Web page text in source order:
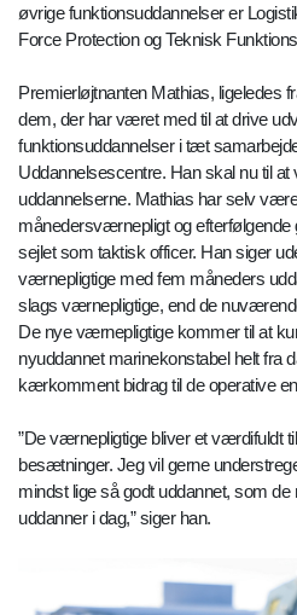
øvrige funktionsuddannelser er
Force Protection og Teknisk
Premierløjtnanten Mathias, ligeledes
dem, der har været med til at drive
funktionsuddannelser i tæt
Uddannelsescentre. Han skal nu til
uddannelserne. Mathias har selv
månedersværnepligt og efterfølgende
sejlet som taktisk officer. Han siger
værnepligtige med fem måneders
slags værnepligtige, end de
De nye værnepligtige kommer til at
nyuddannet marinekonstabel helt fra
kærkomment bidrag til de operative
”De værnepligtige bliver et værdifuldt
besætninger. Jeg vil gerne
mindst lige så godt uddannet, som
uddanner i dag,” siger han.